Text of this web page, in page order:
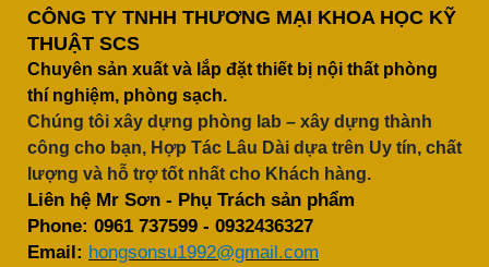
CÔNG TY TNHH THƯƠNG MẠI KHOA HỌC KỸ
THUẬT SCS
Chuyên sản xuất và lắp đặt thiết bị nội thất phòng
thí nghiệm, phòng sạch.
Chúng tôi xây dựng phòng lab – xây dựng thành
công cho bạn, Hợp Tác Lâu Dài dựa trên Uy tín, chất
lượng và hỗ trợ tốt nhất cho Khách hàng.
Liên hệ Mr Sơn - Phụ Trách sản phẩm
Phone: 0961 737599 - 0932436327
Email: hongsonsu1992@gmail.com